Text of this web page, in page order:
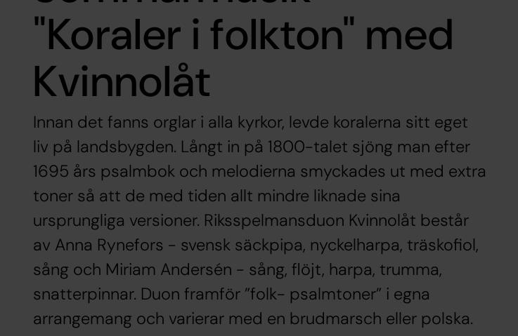
"Koraler i folkton" med
Kvinnolåt
Innan det fanns orglar i alla kyrkor, levde koralerna sitt eget
liv på landsbygden. Långt in på 1800-talet sjöng man efter
1695 års psalmbok och melodierna smyckades ut med extra
toner så att de med tiden allt mindre liknade sina
ursprungliga versioner. Riksspelmansduon Kvinnolåt består
av Anna Rynefors - svensk säckpipa, nyckelharpa, träskofiol,
sång och Miriam Andersén - sång, flöjt, harpa, trumma,
snatterpinnar. Duon framför ”folk- psalmtoner” i egna
arrangemang och varierar med en brudmarsch eller polska.